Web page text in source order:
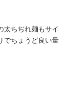
太ちぢれ麺もサイ
でちょうど良い量